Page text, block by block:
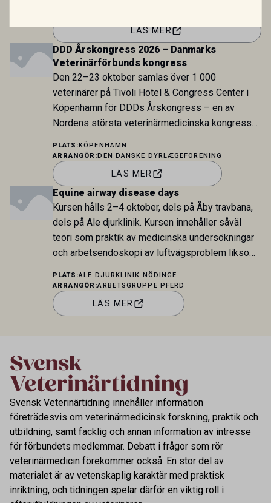
LÄS MER
DDD Årskongress 2026 – Danmarks
Veterinärförbunds kongress
Den 22–23 oktober samlas över 1 000
veterinärer på Tivoli Hotel & Congress Center i
Köpenhamn för DDDs Årskongress – en av
Nordens största veterinärmedicinska kongresser.
smådjur, häst, nötkreatur och gris, samt spår inom
biomedicin, livsmedelssäkerhet, ledarskap och
karriär utanför kliniken. Dagspriset inkluderar
tillgång till samtliga parallella spår samt full […]
PLATS:KÖPENHAMN
ARRANGÖR:DEN DANSKE DYRLÆGEFORENING
LÄS MER
Equine airway disease days
Kursen hålls 2–4 oktober, dels på Åby travbana,
dels på Ale djurklinik. Kursen innehåller såväl
teori som praktik av medicinska undersökningar
och arbetsendoskopi av luftvägsproblem liksom
stående halsoperationer. Kontakt:
contact@agpferd.com
PLATS:ALE DJURKLINIK NÖDINGE
ARRANGÖR:ARBETSGRUPPE PFERD
LÄS MER
Svensk Veterinärtidning innehåller information
företrädesvis om veterinärmedicinsk forskning, praktik och
utbildning, samt facklig och annan information av intresse
för förbundets medlemmar. Debatt i frågor som rör
veterinärmedicin förekommer också. En stor del av
materialet är av vetenskaplig karaktär med praktisk
inriktning, och tidningen spelar därför en viktig roll i